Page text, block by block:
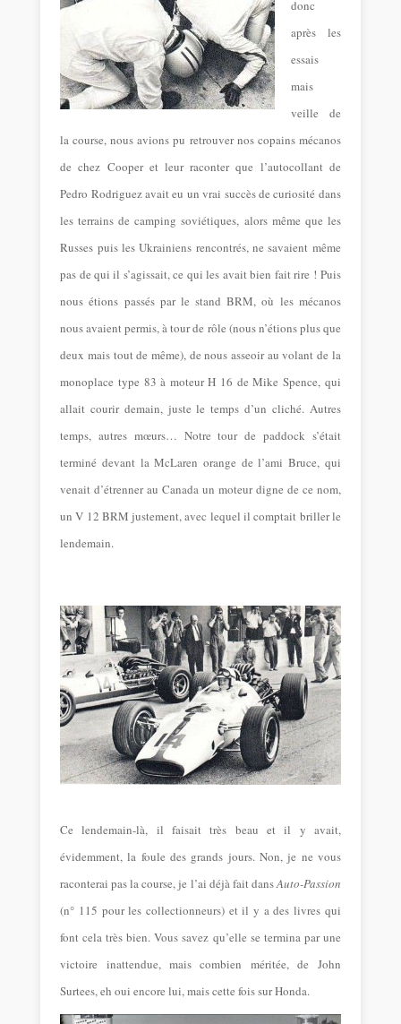
donc
après les
essais
mais
veille de
la course, nous avions pu retrouver nos copains mécanos
de chez Cooper et leur raconter que l’autocollant de
Pedro Rodriguez avait eu un vrai succès de curiosité dans
les terrains de camping soviétiques, alors même que les
Russes puis les Ukrainiens rencontrés,ne savaient même
pas de qui il s’agissait, ce qui les avait bien fait rire ! Puis
nous étions passés par le stand BRM, où les mécanos
nous avaient permis, à tour de rôle (nous n’étions plus que
deux mais tout de même), de nous asseoir au volant de la
monoplace type 83 à moteur H 16 de Mike Spence, qui
allait courir demain, juste le temps d’un cliché. Autres
temps, autres mœurs… Notre tour de paddock s’était
terminé devant la McLaren orange de l’ami Bruce, qui
venait d’étrenner au Canada un moteur digne de ce nom,
un V 12 BRM justement, avec lequel il comptait briller le
lendemain.
Ce lendemain-là, il faisait très beau et il y avait,
évidemment, la foule des grands jours. Non, je ne vous
raconterai pas la course, je l’ai déjà fait dansAuto-Passion
(n° 115 pour les collectionneurs) et il y a des livres qui
font cela très bien. Vous savez qu’elle se termina par une
victoire inattendue, mais combien méritée, de John
Surtees, eh oui encore lui, mais cette fois sur Honda.